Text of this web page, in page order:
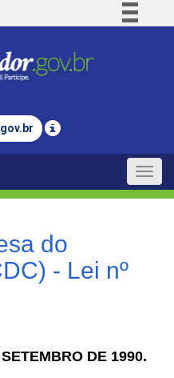
Comunica BR
Legislação
gov.br
Toggle
do
- Lei nº
DE 1990.